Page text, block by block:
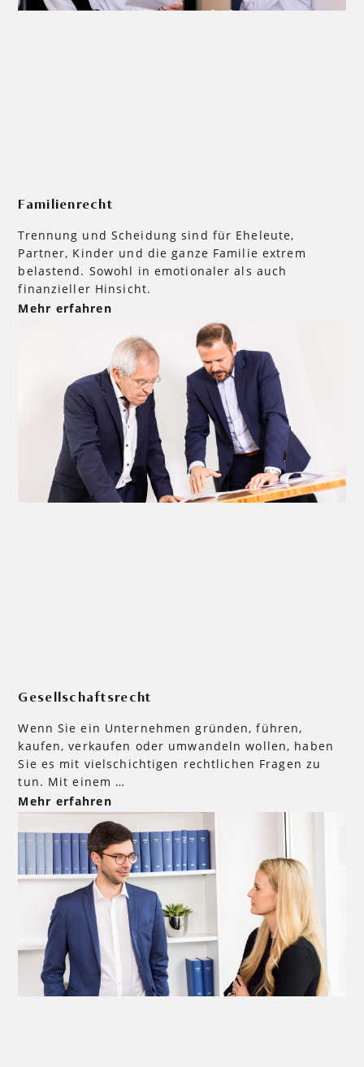
Familienrecht
Trennung und Scheidung sind für Eheleute,
Partner, Kinder und die ganze Familie extrem
belastend. Sowohl in emotionaler als auch
finanzieller Hinsicht.
Mehr erfahren
Gesellschaftsrecht
Wenn Sie ein Unternehmen gründen, führen,
kaufen, verkaufen oder umwandeln wollen, haben
Sie es mit vielschichtigen rechtlichen Fragen zu
tun. Mit einem …
Mehr erfahren